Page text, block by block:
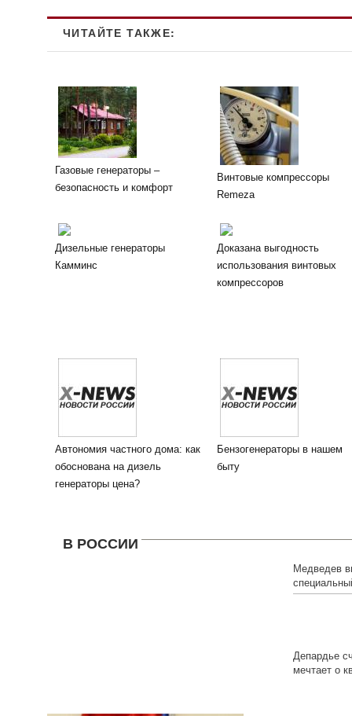
ЧИТАЙТЕ ТАКЖЕ:
Газовые генераторы –
безопасность и комфорт
Винтовые компрессоры
Remeza
Дизельные генераторы
Камминс
Доказана выгодность
использования винтовых
компрессоров
Автономия частного дома: как
обоснована на дизель
генераторы цена?
Бензогенераторы в нашем
быту
В РОССИИ
Медведев
Депардье
мечтает о